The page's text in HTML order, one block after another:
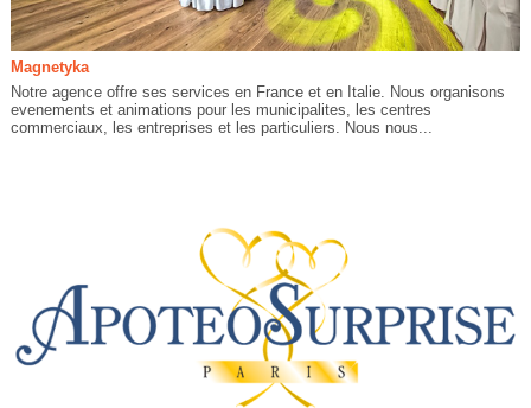
Magnetyka
Notre agence offre ses services en France et en Italie. Nous organisons
evenements et animations pour les municipalites, les centres
commerciaux, les entreprises et les particuliers. Nous nous...